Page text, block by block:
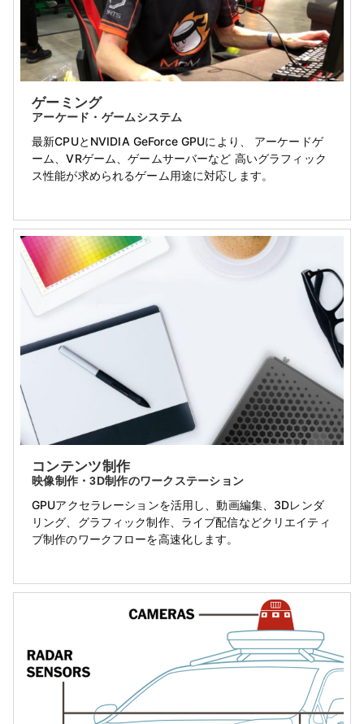
ゲーミング
アーケード・ゲームシステム
最新CPUとNVIDIA GeForce GPUにより、 アーケードゲ
ーム、VRゲーム、ゲームサーバーなど 高いグラフィック
ス性能が求められるゲーム用途に対応します。
コンテンツ制作
映像制作・3D制作のワークステーション
GPUアクセラレーションを活用し、動画編集、3Dレンダ
リング、グラフィック制作、ライブ配信などクリエイティ
ブ制作のワークフローを高速化します。